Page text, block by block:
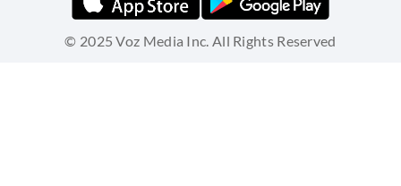
© 2025 Voz Media Inc. All Rights Reserved